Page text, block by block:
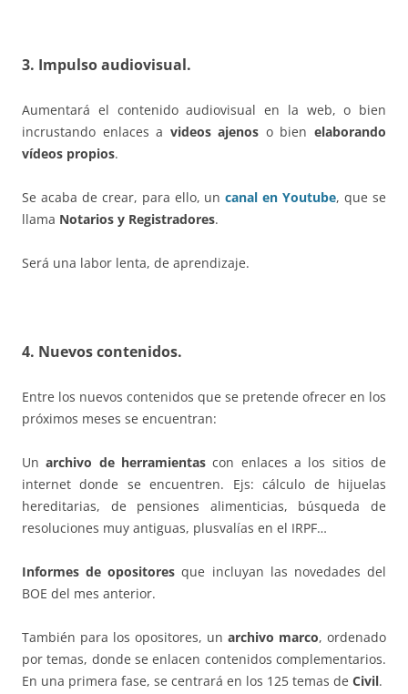
3. Impulso audiovisual.
Aumentará el contenido audiovisual en la web, o bien
incrustando enlaces a videos ajenos o bienelaborando
vídeos propios.
Se acaba de crear, para ello, uncanal en Youtube, que se
llama Notarios y Registradores.
Será una labor lenta, de aprendizaje.
4. Nuevos contenidos.
Entre los nuevos contenidos que se pretende ofrecer en los
próximos meses se encuentran:
Unarchivo de herramientas con enlaces a los sitios de
internet donde se encuentren. Ejs: cálculo de hijuelas
hereditarias, de pensiones alimenticias, búsqueda de
resoluciones muy antiguas, plusvalías en el IRPF…
Informes de opositores que incluyan las novedades del
BOE del mes anterior.
También para los opositores, un archivo marco, ordenado
por temas, donde se enlacen contenidos complementarios.
En una primera fase, se centrará en los 125 temas de Civil.